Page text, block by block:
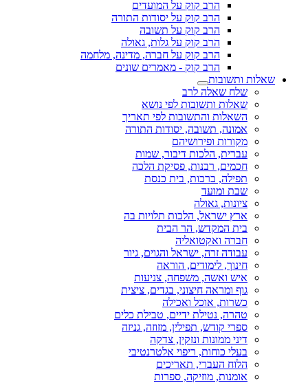
הרב קוק על המועדים
הרב קוק על יסודות התורה
הרב קוק על תשובה
הרב קוק על גלות, גאולה
הרב קוק על חברה, מדינה, מלחמה
הרב קוק - מאמרים שונים
שאלות ותשובות
שלח שאלה לרב
שאלות ותשובות לפי נושא
השאלות והתשובות לפי תאריך
אמונה, תשובה, יסודות התורה
מקורות ופירושיהם
עברית, הלכות דיבור, שמות
חכמים, רבנות, פסיקת הלכה
תפילה, ברכות, בית כנסת
שבת ומועד
ציונות, גאולה
ארץ ישראל, הלכות תלויות בה
בית המקדש, הר הבית
חברה ואקטואליה
עבודה זרה, ישראל והגוים, גיור
חינוך, לימודים, הוראה
איש ואשה, משפחה, צניעות
גוף ומראה חיצוני, בגדים, ציצית
כשרות, אוכל ואכילה
טהרה, נטילת ידיים, טבילת כלים
ספרי קודש, תפילין, מזוזה, גניזה
דיני ממונות ונזקין, צדקה
בעלי כוחות, ריפוי אלטרנטיבי
הלוח העברי, תאריכים
אומנות, מוזיקה, ספרות